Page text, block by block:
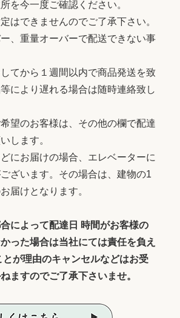
を今一度ご確認ください。
はできませんのでご了承下さい。
ー、重量オーバーで配送できない事
してから１週間以内で商品発送を致
により遅れる場合は随時連絡致し
希望のお客様は、その他の欄で配達
します。
どにお届けの場合、エレベーターに
ざいます。その場合は、建物の1
届けとなります。
によって配達日 時間がお客様の
った場合は当社にては責任を負え
が理由のキャンセルなどはお受
ますのでご了承下さいませ。